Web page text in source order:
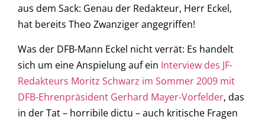
aus dem Sack: Genau der Redakteur, Herr Eckel,
hat bereits Theo Zwanziger angegriffen!
Was der DFB-Mann Eckel nicht verrät: Es handelt
sich um eine Anspielung auf ein Interview des JF-
Redakteurs Moritz Schwarz im Sommer 2009 mit
DFB-Ehrenpräsident Gerhard Mayer-Vorfelder, das
in der Tat – horribile dictu – auch kritische Fragen